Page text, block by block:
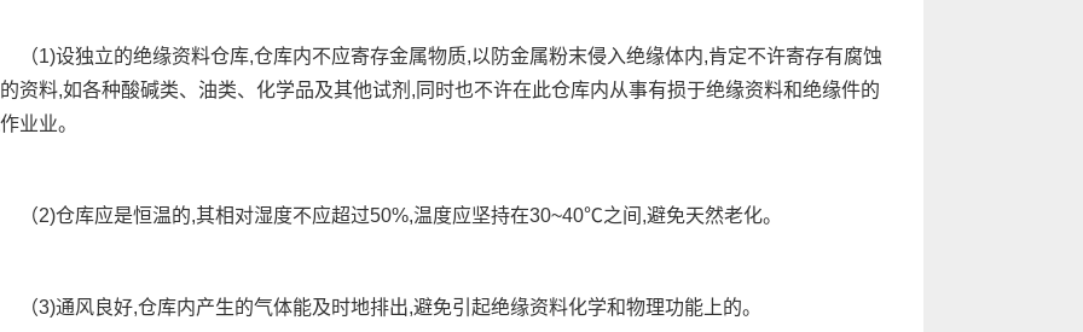
1)设独立的绝缘资料仓库,仓库内不应寄存金属物质,以防金属粉末侵入绝缘体内,肯定不许寄存有腐蚀
资料,如各种酸碱类、油类、化学品及其他试剂,同时也不许在此仓库内从事有损于绝缘资料和绝缘件的
业业。
2)仓库应是恒温的,其相对湿度不应超过50%,温度应坚持在30~40℃之间,避免天然老化。
3)通风良好,仓库内产生的气体能及时地排出,避免引起绝缘资料化学和物理功能上的。